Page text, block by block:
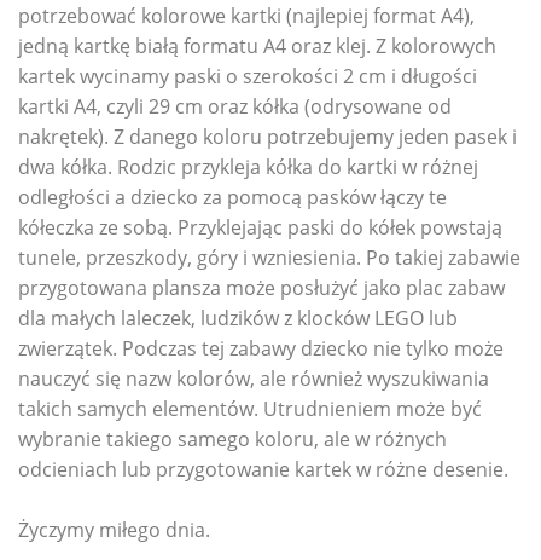
potrzebować kolorowe kartki (najlepiej format A4),
jedną kartkę białą formatu A4 oraz klej. Z kolorowych
kartek wycinamy paski o szerokości 2 cm i długości
kartki A4, czyli 29 cm oraz kółka (odrysowane od
nakrętek). Z danego koloru potrzebujemy jeden pasek i
dwa kółka. Rodzic przykleja kółka do kartki w różnej
odległości a dziecko za pomocą pasków łączy te
kółeczka ze sobą. Przyklejając paski do kółek powstają
tunele, przeszkody, góry i wzniesienia. Po takiej zabawie
przygotowana plansza może posłużyć jako plac zabaw
dla małych laleczek, ludzików z klocków LEGO lub
zwierzątek. Podczas tej zabawy dziecko nie tylko może
nauczyć się nazw kolorów, ale również wyszukiwania
takich samych elementów. Utrudnieniem może być
wybranie takiego samego koloru, ale w różnych
odcieniach lub przygotowanie kartek w różne desenie.
Życzymy miłego dnia.